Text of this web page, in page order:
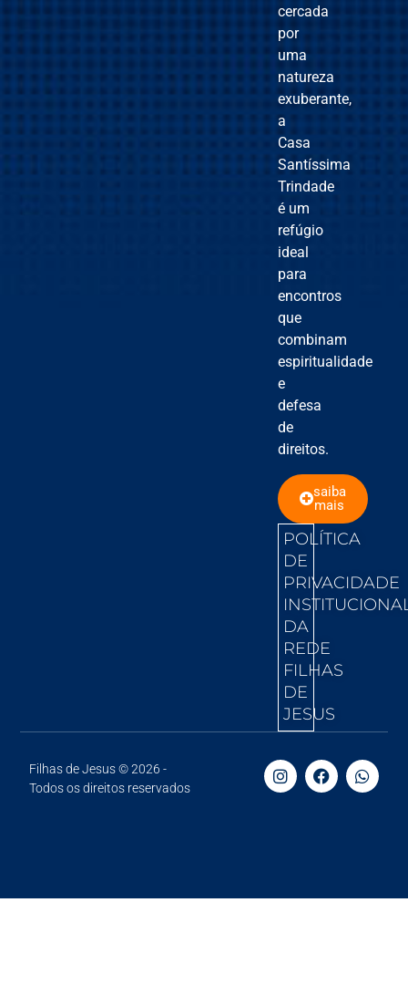
cercada
por
uma
natureza
exuberante,
a
Casa
Santíssima
Trindade
é um
refúgio
ideal
para
encontros
que
combinam
espiritualidade
e
defesa
de
direitos.
saiba
mais
POLÍTICA
DE
PRIVACIDADE
DA
REDE
FILHAS
DE
JESUS
Filhas de Jesus © 2026 -
Todos os direitos reservados